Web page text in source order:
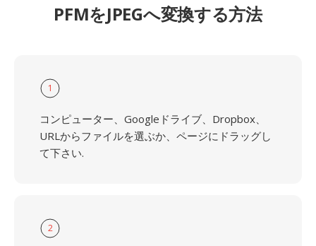
PFMをJPEGへ変換する方法
1
コンピューター、Googleドライブ、Dropbox、
URLからファイルを選ぶか、ページにドラッグし
て下さい.
2